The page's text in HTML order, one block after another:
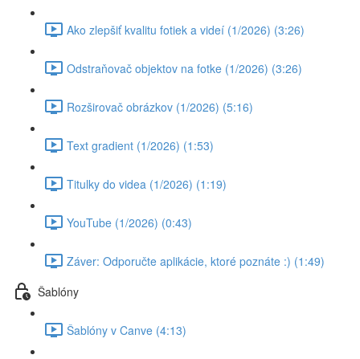
Ako zlepšiť kvalitu fotiek a videí (1/2026) (3:26)
Odstraňovač objektov na fotke (1/2026) (3:26)
Rozširovač obrázkov (1/2026) (5:16)
Text gradient (1/2026) (1:53)
Titulky do videa (1/2026) (1:19)
YouTube (1/2026) (0:43)
Záver: Odporučte aplikácie, ktoré poznáte :) (1:49)
Šablóny
Šablóny v Canve (4:13)